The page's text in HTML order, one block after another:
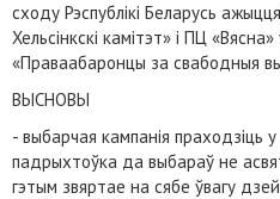
сходу Рэспублікі Беларусь
Хельсінкскі камітэт» і ПЦ
«Праваабаронцы за свабодныя
ВЫСНОВЫ
- выбарчая кампанія праходзіць
падрыхтоўка да выбараў не
гэтым звяртае на сябе ўвагу